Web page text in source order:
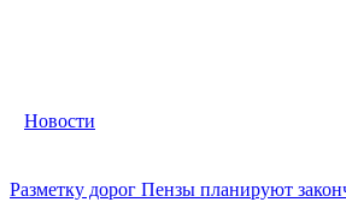
Новости
Разметку дорог Пензы планируют